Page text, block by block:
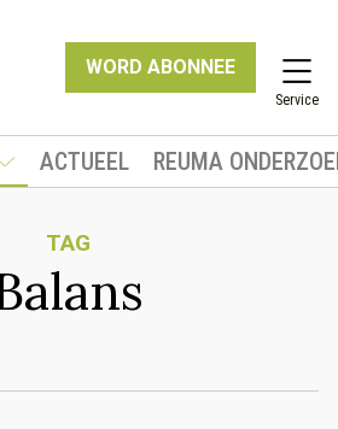
WORD ABONNEE
Service
ACTUEEL REUMA
TAG